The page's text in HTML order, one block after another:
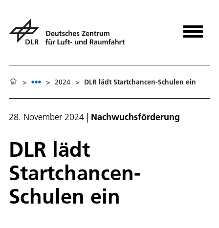
> > 2024 > DLR lädt Startchancen-Schulen ein
28. November 2024 | Nachwuchsförderung
DLR lädt
Startchancen-
Schulen ein